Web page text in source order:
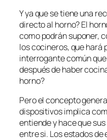
Y ya que se tiene una
directo al horno? El
como podrán suponer,
los cocineros, que hará
interrogante común
después de haber
horno?
Pero el concepto
dispositivos implica
entiende y hace que
entre si. Los estados